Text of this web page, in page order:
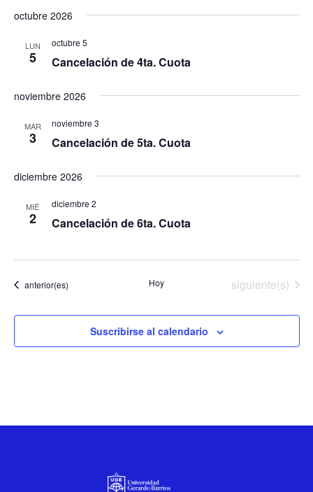
octubre 2026
LUN
5 Cancelación de 4ta. Cuota
octubre 5
noviembre 2026
MAR
3 Cancelación de 5ta. Cuota
noviembre 3
diciembre 2026
MIÉ
2 Cancelación de 6ta. Cuota
diciembre 2
Eventos
anterior(es) Hoy Eventos
siguiente(s)
Suscribirse al calendario